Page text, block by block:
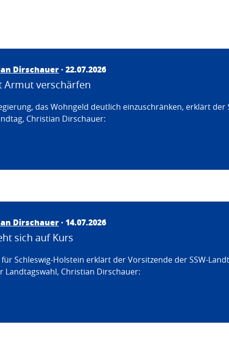
Dirschauer· 22.07.2026
Armut verschärfen
das Wohngeld deutlich einzuschränken, erklärt der
Christian Dirschauer:
Dirschauer· 14.07.2026
sich auf Kurs
Schleswig-Holstein erklärt der Vorsitzende der SSW-
Landtagswahl, Christian Dirschauer: